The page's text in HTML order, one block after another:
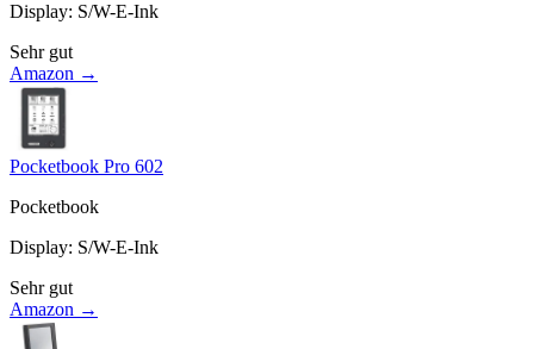
Display: S/W-E-Ink
Sehr gut
Amazon →
Pocketbook Pro 602
Pocketbook
Display: S/W-E-Ink
Sehr gut
Amazon →